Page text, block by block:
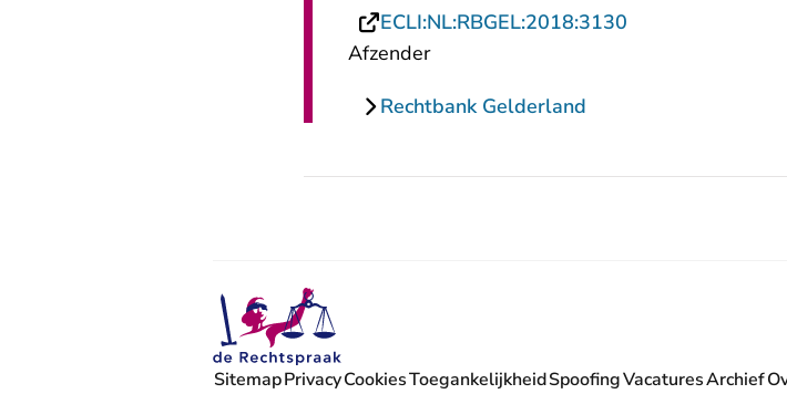
ECLI:NL:RBGEL:2018:3130
Afzender
Rechtbank Gelderland
SitemapPrivacyCookiesToegankelijkheidSpoofingVacaturesArchief